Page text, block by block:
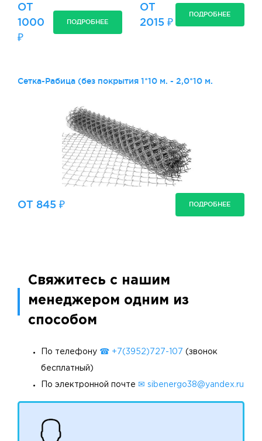
ОТ
1000
₽
ПОДРОБНЕЕ
ОТ
2015 ₽
ПОДРОБНЕЕ
Сетка-Рабица (без покрытия 1*10 м. - 2,0*10 м.
ОТ 845 ₽ ПОДРОБНЕЕ
Свяжитесь с нашим
менеджером одним из
способом
По телефону ☎ +7(3952)727-107 (звонок
бесплатный)
По электронной почте ✉ sibenergo38@yandex.ru